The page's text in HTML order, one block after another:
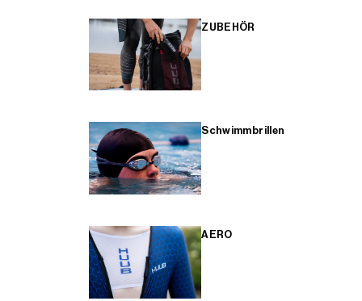
ZUBEHÖR
Schwimmbrillen
AERO